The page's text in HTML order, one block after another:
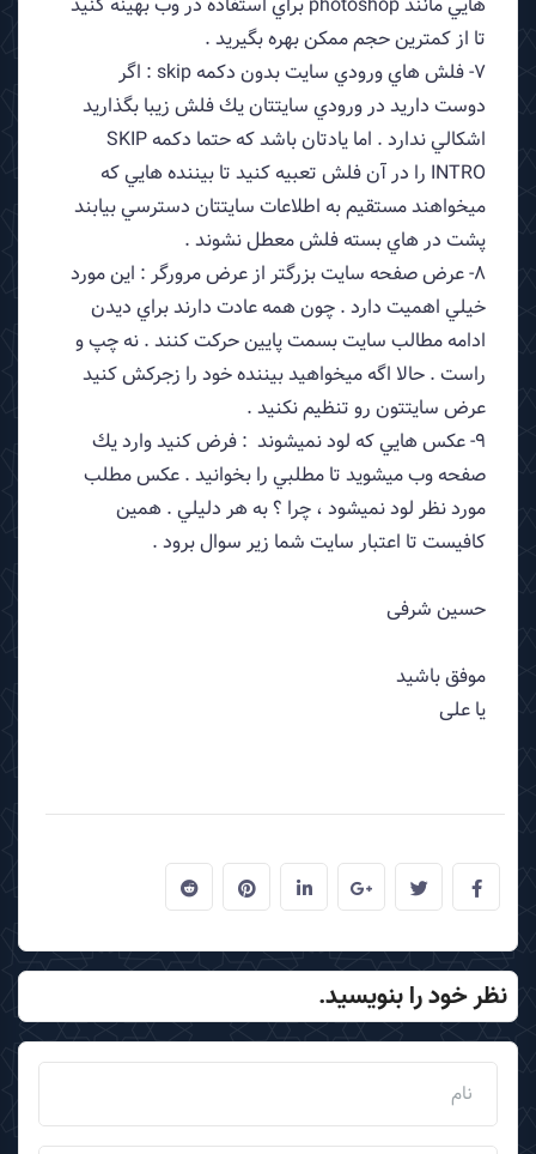
تا از كمترين حجم ممكن بهره بگيريد .
7- فلش هاي ورودي سايت بدون دكمه skip : اگر
دوست داريد در ورودي سايتتان يك فلش زيبا بگذاريد
اشكالي ندارد . اما يادتان باشد كه حتما دكمه SKIP
INTRO را در آن فلش تعبيه كنيد تا بيننده هايي كه
ميخواهند مستقيم به اطلاعات سايتتان دسترسي بيابند
پشت در هاي بسته فلش معطل نشوند .
8- عرض صفحه سايت بزرگتر از عرض مرورگر : اين مورد
خيلي اهميت دارد . چون همه عادت دارند براي ديدن
ادامه مطالب سايت بسمت پايين حركت كنند . نه چپ و
راست . حالا اگه ميخواهيد بيننده خود را زجركش كنيد
عرض سايتتون رو تنظيم نكنيد .
9- عكس هايي كه لود نميشوند : فرض كنيد وارد يك
صفحه وب ميشويد تا مطلبي را بخوانيد . عكس مطلب
مورد نظر لود نميشود ، چرا ؟ به هر دليلي . همين
كافيست تا اعتبار سايت شما زير سوال برود .
حسین شرفی
موفق باشید
یا علی
نظر خود را بنویسید.